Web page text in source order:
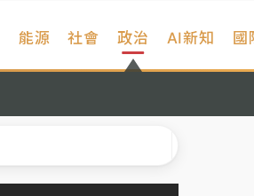
能源 社會 政治 AI新知 國